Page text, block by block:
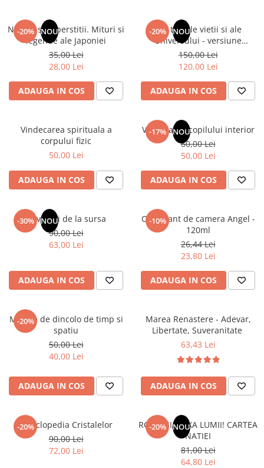
Audiobook
ReConnect
Religie
Crestinism
ScienceConnection
SelfConnect
Vindecare Spirituala
Sanatate
Gastronomik
MedConnect
Medicina & Farmacie
Medicina Pentru Toti
SealfHealing
Sport
Terapii Alternative
AudioBook
Beletristica
Carti erotice
Adult
Crime, Thriller, Mistery
Literatura Romana
-20% NOU
Natura si superstitii. Mituri si
legende ale Japoniei
35,00 Lei
28,00 Lei
ADAUGA IN COS
-20% NOU
Din tainele vietii si ale
Universului - versiune
originala din 1939. Volumele I-
III. Cutie de colectie -Scarlat
Demetrescu
150,00 Lei
120,00 Lei
ADAUGA IN COS
Vindecarea spirituala a
corpului fizic
50,00 Lei
ADAUGA IN COS
-17% NOU
Vindecarea copilului interior
60,00 Lei
50,00 Lei
ADAUGA IN COS
-30% NOU
Revelatii de la sursa
90,00 Lei
63,00 Lei
ADAUGA IN COS
-10%
Odorizant de camera Angel -
120ml
26,44 Lei
23,80 Lei
ADAUGA IN COS
-20%
Mesaje de dincolo de timp si
spatiu
50,00 Lei
40,00 Lei
ADAUGA IN COS
Marea Renastere - Adevar,
Libertate, Suveranitate
63,43 Lei
ADAUGA IN COS
-20%
Enciclopedia Cristalelor
90,00 Lei
72,00 Lei
-20% NOU
ROMANIA, AXA LUMII! CARTEA
NATIEI
81,00 Lei
64,80 Lei